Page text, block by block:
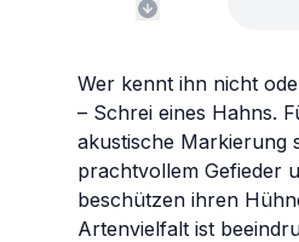
Wer kennt ihn nicht
– Schrei eines Hahns.
akustische Markierung
prachtvollem Gefieder
beschützen ihren
Artenvielfalt ist